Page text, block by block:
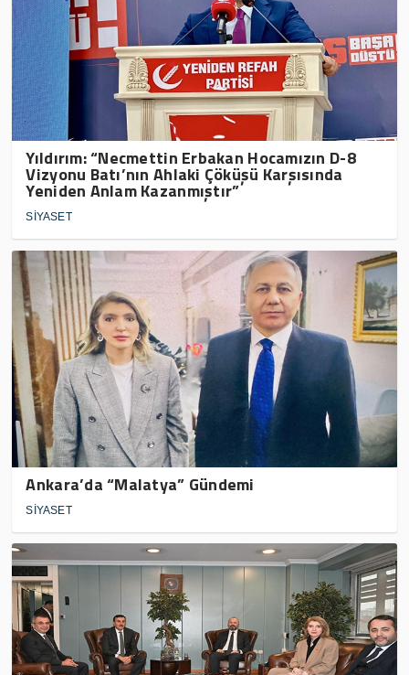
Yıldırım: “Necmettin Erbakan Hocamızın D-8
Vizyonu Batı’nın Ahlaki Çöküşü Karşısında
Yeniden Anlam Kazanmıştır”
SİYASET
Ankara’da “Malatya” Gündemi
SİYASET